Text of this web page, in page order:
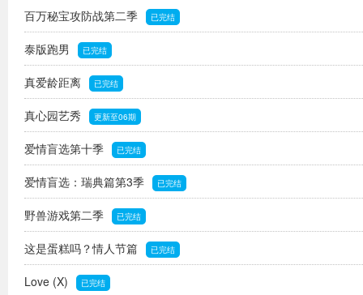
百万秘宝攻防战第二季 已完结
泰版跑男 已完结
真爱龄距离 已完结
真心园艺秀 更新至06期
爱情盲选第十季 已完结
爱情盲选：瑞典篇第3季 已完结
野兽游戏第二季 已完结
这是蛋糕吗？情人节篇 已完结
Love (X) 已完结